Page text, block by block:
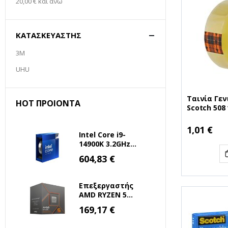
Ταινία
Scotch 508
1,01 €
ΚΑΤΑΣΚΕΥΑΣΤΉΣ
3M
UHU
HOT ΠΡΟΙΌΝΤΑ
Intel Core i9-
14900K 3.2GHz
(BX8071514900K)
Ειδική
Τιμή
604,83 €
Επεξεργαστής
AMD RYZEN 5
AM5 (100-
Ειδική
Τιμή
169,17 €